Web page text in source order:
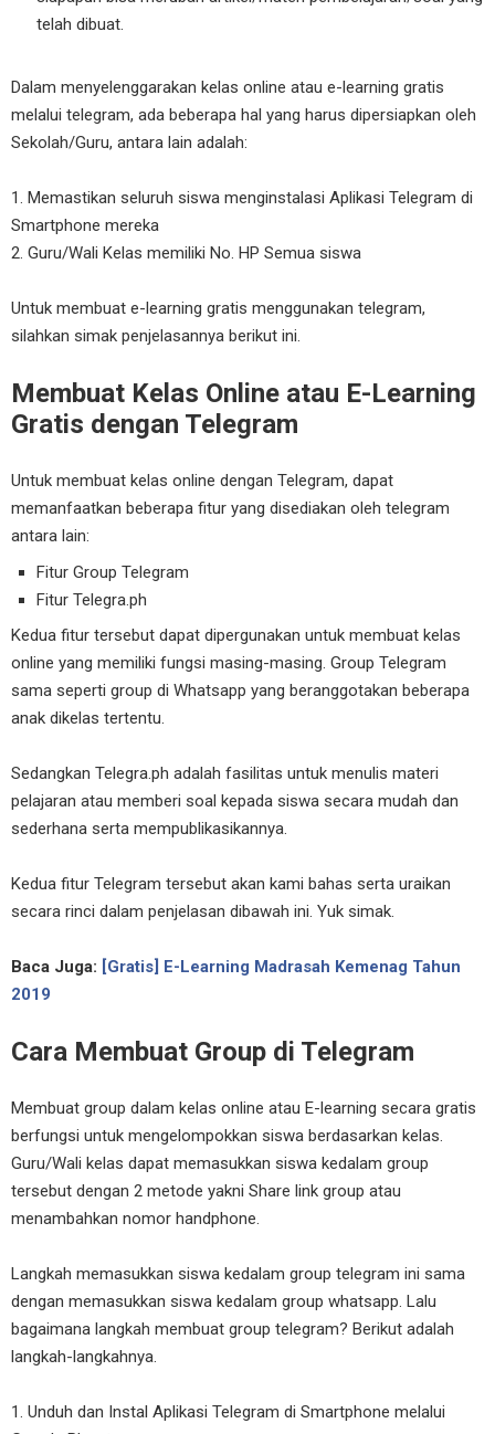
telah dibuat.
Dalam menyelenggarakan kelas online atau e-learning gratis
melalui telegram, ada beberapa hal yang harus dipersiapkan oleh
Sekolah/Guru, antara lain adalah:
1. Memastikan seluruh siswa menginstalasi Aplikasi Telegram di
Smartphone mereka
2. Guru/Wali Kelas memiliki No. HP Semua siswa
Untuk membuat e-learning gratis menggunakan telegram,
silahkan simak penjelasannya berikut ini.
Membuat Kelas Online atau E-Learning
Gratis dengan Telegram
Untuk membuat kelas online dengan Telegram, dapat
memanfaatkan beberapa fitur yang disediakan oleh telegram
antara lain:
Fitur Group Telegram
Fitur Telegra.ph
Kedua fitur tersebut dapat dipergunakan untuk membuat kelas
online yang memiliki fungsi masing-masing. Group Telegram
sama seperti group di Whatsapp yang beranggotakan beberapa
anak dikelas tertentu.
Sedangkan Telegra.ph adalah fasilitas untuk menulis materi
pelajaran atau memberi soal kepada siswa secara mudah dan
sederhana serta mempublikasikannya.
Kedua fitur Telegram tersebut akan kami bahas serta uraikan
secara rinci dalam penjelasan dibawah ini. Yuk simak.
Baca Juga: [Gratis] E-Learning Madrasah Kemenag Tahun
2019
Cara Membuat Group di Telegram
Membuat group dalam kelas online atau E-learning secara gratis
berfungsi untuk mengelompokkan siswa berdasarkan kelas.
Guru/Wali kelas dapat memasukkan siswa kedalam group
tersebut dengan 2 metode yakni Share link group atau
menambahkan nomor handphone.
Langkah memasukkan siswa kedalam group telegram ini sama
dengan memasukkan siswa kedalam group whatsapp. Lalu
bagaimana langkah membuat group telegram? Berikut adalah
langkah-langkahnya.
1. Unduh dan Instal Aplikasi Telegram di Smartphone melalui